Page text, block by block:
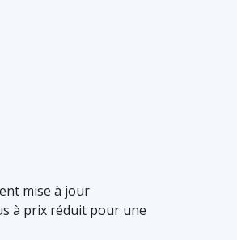
mise à jour
à prix réduit pour une